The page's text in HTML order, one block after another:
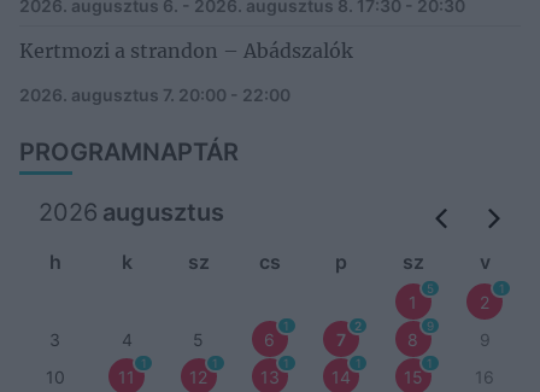
2026. augusztus 6. - 2026. augusztus 8. 17:30 - 20:30
Kertmozi a strandon – Abádszalók
2026. augusztus 7. 20:00 - 22:00
PROGRAMNAPTÁR
2026 augusztus
h k sz cs p sz v
1
5
2
1
3 4 5 6
1
7
2
8
9
9
10
11
1
12
1
13
1
14
1
15
1
16